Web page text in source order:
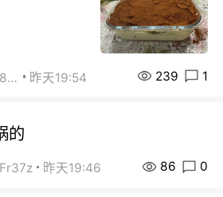
街友40858442 昨天19:54 239 1
的
昨天19:46 86 0